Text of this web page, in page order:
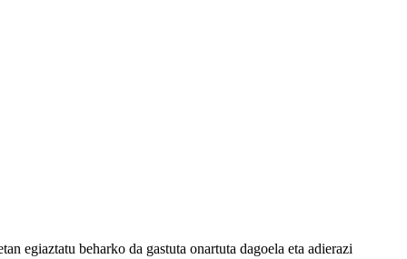
egiaztatu beharko da gastuta onartuta dagoela eta adierazi